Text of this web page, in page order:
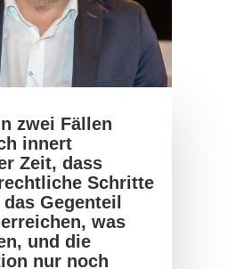
zwei Fällen
innert
Zeit, dass
Schritte
Gegenteil
was
und die
nur noch